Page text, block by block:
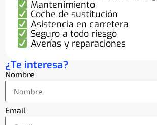
Mantenimiento
Coche de sustitución
Asistencia en carretera
Seguro a todo riesgo
Averías y reparaciones
¿Te interesa?
Nombre
Email